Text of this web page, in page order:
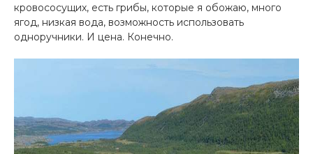
кровососущих, есть грибы, которые я обожаю, много
ягод, низкая вода, возможность использовать
одноручники. И цена. Конечно.